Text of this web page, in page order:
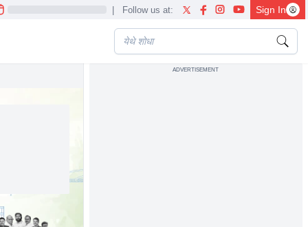
| Follow us at: Sign In
ADVERTISEMENT